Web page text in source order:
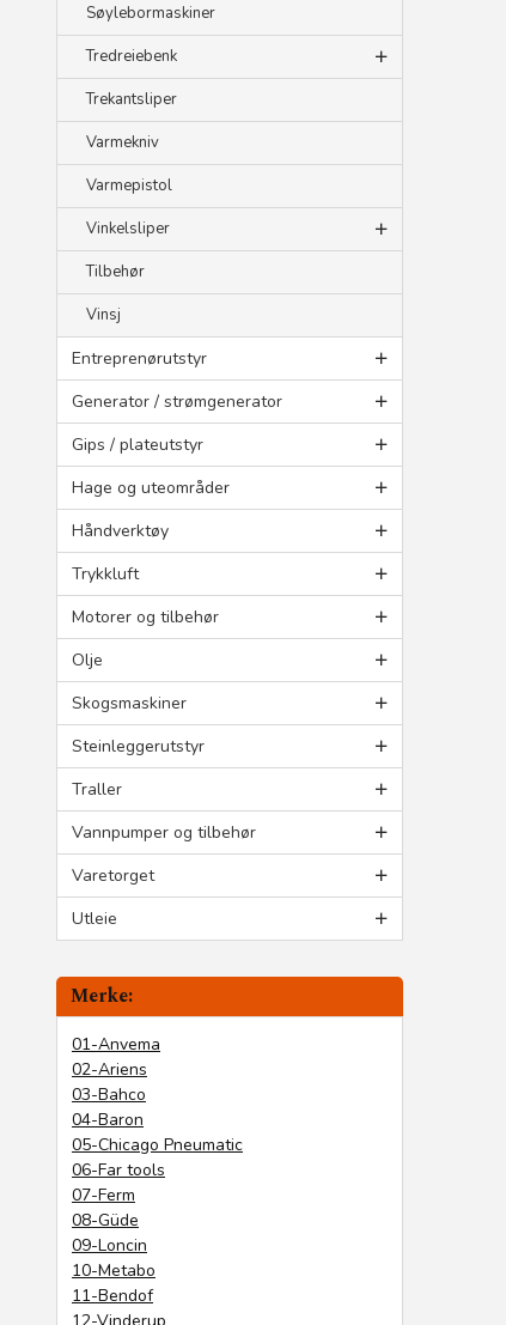
Søylebormaskiner
Tredreiebenk
Trekantsliper
Varmekniv
Varmepistol
Vinkelsliper
Tilbehør
Vinsj
Entreprenørutstyr
Generator / strømgenerator
Gips / plateutstyr
Hage og uteområder
Håndverktøy
Trykkluft
Motorer og tilbehør
Olje
Skogsmaskiner
Steinleggerutstyr
Traller
Vannpumper og tilbehør
Varetorget
Utleie
Merke:
01-Anvema
02-Ariens
03-Bahco
04-Baron
05-Chicago Pneumatic
06-Far tools
07-Ferm
08-Güde
09-Loncin
10-Metabo
11-Bendof